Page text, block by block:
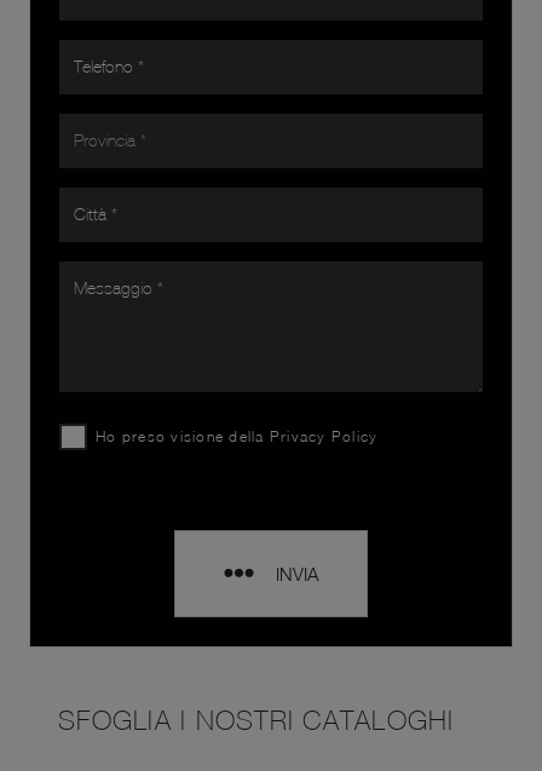
Ho preso visione della Privacy Policy
INVIA
SFOGLIA I NOSTRI CATALOGHI